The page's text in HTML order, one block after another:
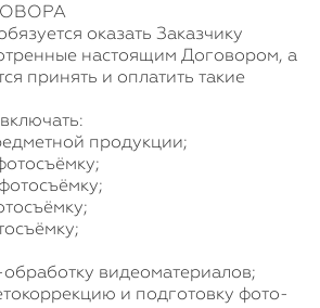
оказать Заказчику
настоящим Договором, а
принять и оплатить такие
продукции;
видеоматериалов;
и подготовку фото-